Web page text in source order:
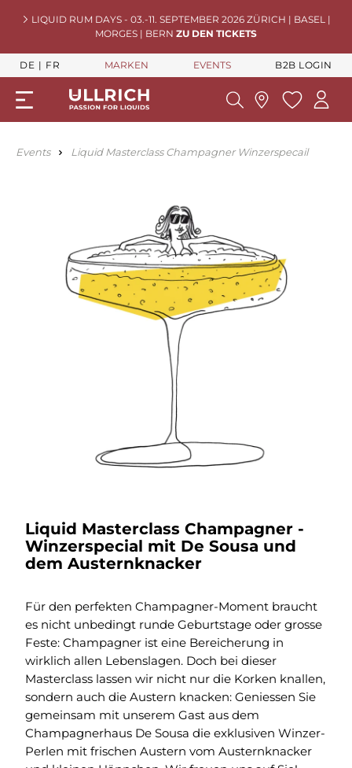
LIQUID RUM DAYS - 03.-11. SEPTEMBER 2026 ZÜRICH | BASEL |
MORGES | BERN ZU DEN TICKETS
DE FR MARKEN EVENTS B2B LOGIN
Events Liquid Masterclass Champagner Winzerspecail
Liquid Masterclass Champagner -
Winzerspecial mit De Sousa und
dem Austernknacker
Für den perfekten Champagner-Moment braucht
es nicht unbedingt runde Geburtstage oder grosse
Feste: Champagner ist eine Bereicherung in
wirklich allen Lebenslagen. Doch bei dieser
Masterclass lassen wir nicht nur die Korken knallen,
sondern auch die Austern knacken: Geniessen Sie
gemeinsam mit unserem Gast aus dem
Champagnerhaus De Sousa die exklusiven Winzer-
Perlen mit frischen Austern vom Austernknacker